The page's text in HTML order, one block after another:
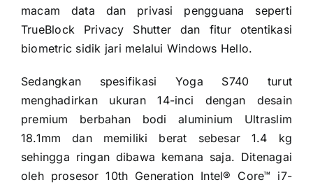
macam data dan privasi pengguana seperti
TrueBlock Privacy Shutter dan fitur otentikasi
biometric sidik jari melalui Windows Hello.
Sedangkan spesifikasi Yoga S740 turut
menghadirkan ukuran 14-inci dengan desain
premium berbahan bodi aluminium Ultraslim
18.1mm dan memiliki berat sebesar 1.4 kg
sehingga ringan dibawa kemana saja. Ditenagai
oleh prosesor 10th Generation Intel® Core™ i7-